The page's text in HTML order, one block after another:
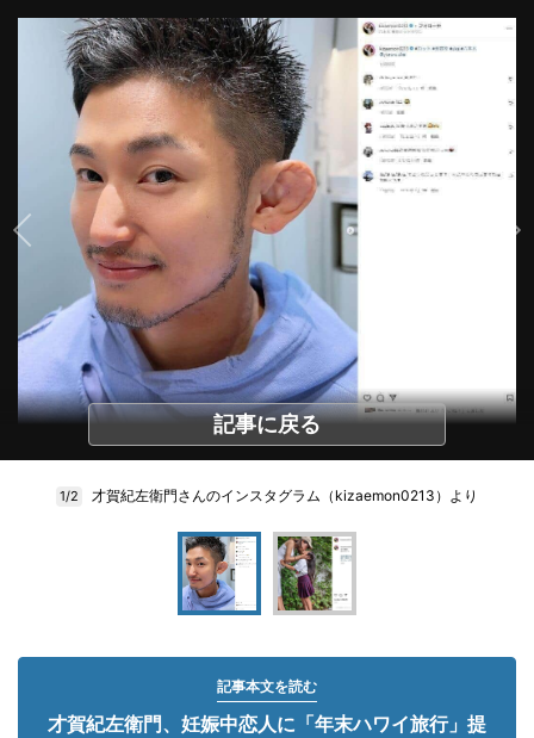
記事に戻る
1/2 才賀紀左衛門さんのインスタグラム（kizaemon0213）より
記事本文を読む
才賀紀左衛門、妊娠中恋人に「年末ハワイ旅行」提